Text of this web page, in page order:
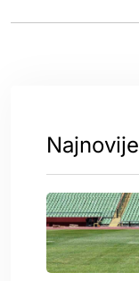
Najnovije